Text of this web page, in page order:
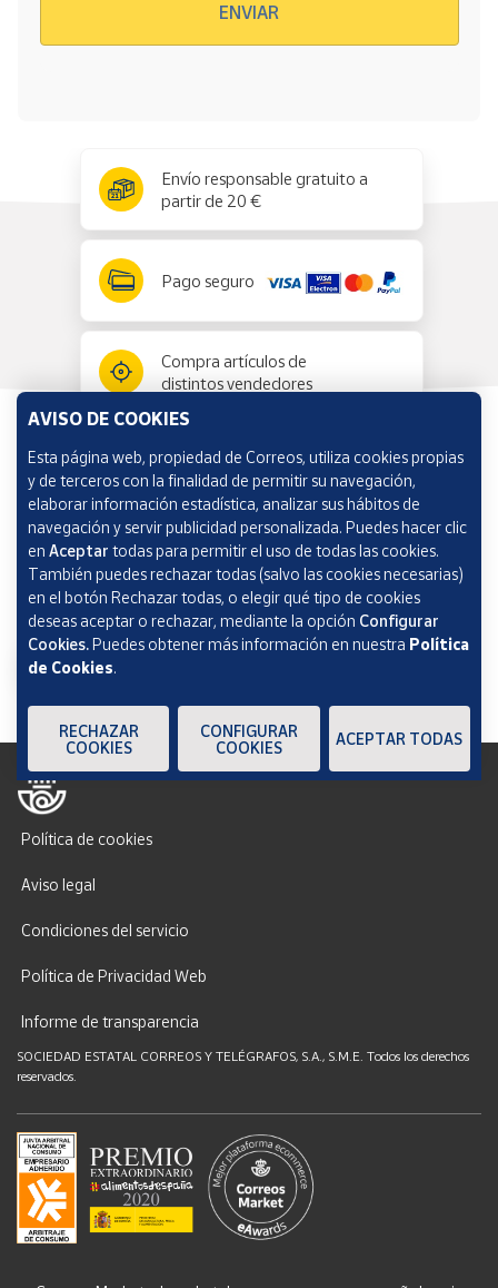
ENVIAR
Envío responsable gratuito a
partir de 20 €
Pago seguro
Compra artículos de
distintos vendedores
Información y ayuda
Correos Market
Política de cookies
Aviso legal
Condiciones del servicio
Política de Privacidad Web
Informe de transparencia
SOCIEDAD ESTATAL CORREOS Y TELÉGRAFOS, S.A., S.M.E. Todos los derechos
reservados.
AVISO DE COOKIES
Esta página web, propiedad de Correos, utiliza cookies propias
y de terceros con la finalidad de permitir su navegación,
elaborar información estadística, analizar sus hábitos de
navegación y servir publicidad personalizada. Puedes hacer clic
en Aceptar todas para permitir el uso de todas las cookies.
También puedes rechazar todas (salvo las cookies necesarias)
en el botón Rechazar todas, o elegir qué tipo de cookies
deseas aceptar o rechazar, mediante la opción Configurar
Cookies.Puedes obtener más información en nuestra Política
de Cookies.
RECHAZAR
COOKIES
CONFIGURAR
COOKIES
ACEPTAR TODAS